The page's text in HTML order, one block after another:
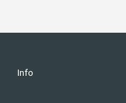
Info